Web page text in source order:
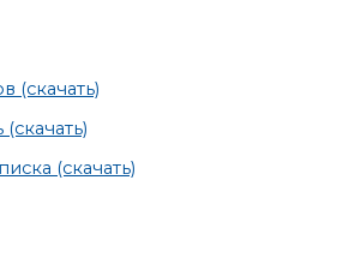
(скачать)